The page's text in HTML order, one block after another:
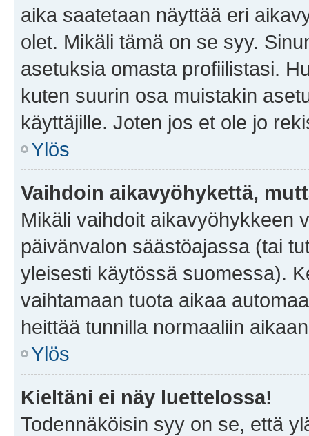
aika saatetaan näyttää eri
olet. Mikäli tämä on se syy.
asetuksia omasta profiilistasi.
kuten suurin osa muistakin
käyttäjille. Joten jos et ole jo
Ylös
Vaihdoin aikavyöhykettä,
Mikäli vaihdoit aikavyöhykkeen
päivänvalon säästöajassa (tai
yleisesti käytössä suomessa).
vaihtamaan tuota aikaa
heittää tunnilla normaaliin
Ylös
Kieltäni ei näy luettelossa!
Todennäköisin syy on se, että